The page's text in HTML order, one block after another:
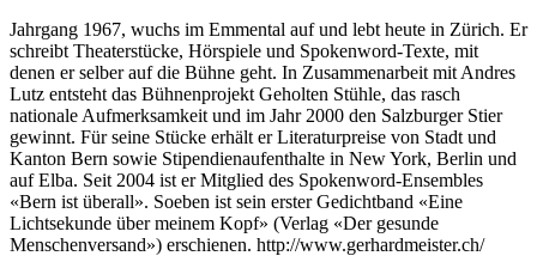
Jahrgang 1967, wuchs im Emmental auf und lebt heute in Zürich. Er
schreibt Theaterstücke, Hörspiele und Spokenword-Texte, mit
denen er selber auf die Bühne geht. In Zusammenarbeit mit Andres
Lutz entsteht das Bühnenprojekt Geholten Stühle, das rasch
nationale Aufmerksamkeit und im Jahr 2000 den Salzburger Stier
gewinnt. Für seine Stücke erhält er Literaturpreise von Stadt und
Kanton Bern sowie Stipendienaufenthalte in New York, Berlin und
auf Elba. Seit 2004 ist er Mitglied des Spokenword-Ensembles
«Bern ist überall». Soeben ist sein erster Gedichtband «Eine
Lichtsekunde über meinem Kopf» (Verlag «Der gesunde
Menschenversand») erschienen. http://www.gerhardmeister.ch/